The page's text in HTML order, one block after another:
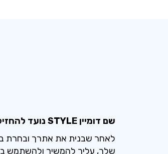
שם דומיין STYLE נועד להחזיק מעמד
שלך, עליך להמשיך ולהשתמש